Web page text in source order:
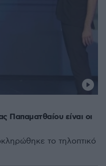
Παπαματθαίου είναι οι
το τηλοπτικό